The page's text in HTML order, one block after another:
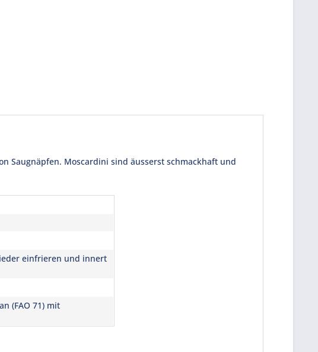
Saugnäpfen. Moscardini sind äusserst schmackhaft und
einfrieren und innert
(FAO 71) mit